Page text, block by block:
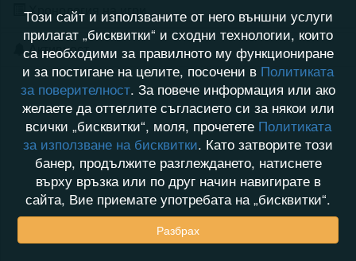
Хронология на игри
Активност
Този сайт и използваните от него външни услуги
прилагат „бисквитки“ и сходни технологии, които
са необходими за правилното му функциониране
и за постигане на целите, посочени в Политиката
за поверителност. За повече информация или ако
желаете да оттеглите съгласието си за някои или
всички „бисквитки“, моля, прочетете Политиката
за използване на бисквитки. Като затворите този
банер, продължите разглеждането, натиснете
върху връзка или по друг начин навигирате в
сайта, Вие приемате употребата на „бисквитки“.
Разбрах